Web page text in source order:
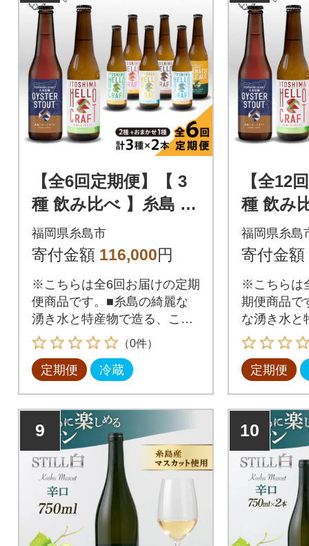
【全6回定期便】【 3
種 飲み比べ 】糸島 ク
ラフト ビール 瓶詰め
合わせ6本セット[AG
福岡県糸島市
寄付金額 116,000円
※こちらは全6回お届けの定期
便商品です。■糸島の綺麗な
湧き水と特産物で造る、ここ
でしか飲めないビール!糸島は
上深江の長閑な風景を一望す
ることができる、小さなブル
ビールです。二丈岳の麓の湧
き水を仕込み水に使用して心
を込めて作り上げています。
（0件）
定期便 冷蔵
【全12
種 飲み
ラフト
合わせ6
福岡県糸島
寄付金額
※こちらは
期便商品で
な湧き水と
こでしか飲
は上深江の
することが
トビールで
湧き水を仕
心を込めて
す。
定期便
9 10